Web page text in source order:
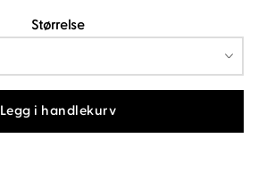
Størrelse
Legg i handlekurv